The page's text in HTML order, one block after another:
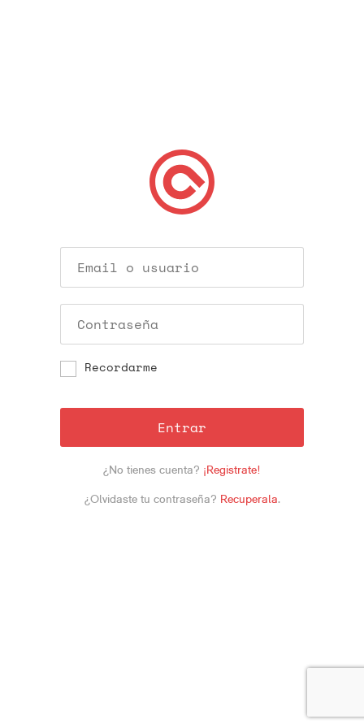
Recordarme
Entrar
¿No tienes cuenta? ¡Registrate!
¿Olvidaste tu contraseña? Recuperala.